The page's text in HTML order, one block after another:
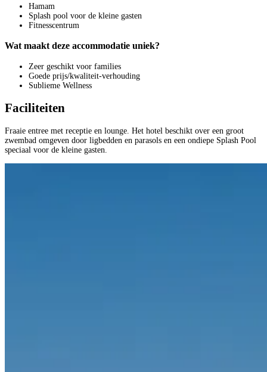
Hamam
Splash pool voor de kleine gasten
Fitnesscentrum
Wat maakt deze accommodatie uniek?
Zeer geschikt voor families
Goede prijs/kwaliteit-verhouding
Sublieme Wellness
Faciliteiten
Fraaie entree met receptie en lounge. Het hotel beschikt over een groot
zwembad omgeven door ligbedden en parasols en een ondiepe Splash Pool
speciaal voor de kleine gasten.